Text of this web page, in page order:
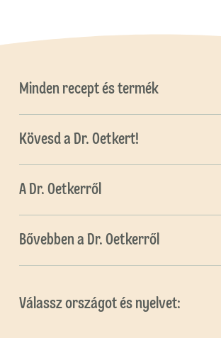
Minden recept és termék
Kövesd a Dr. Oetkert!
A Dr. Oetkerről
Bővebben a Dr. Oetkerről
Válassz országot és nyelvet: